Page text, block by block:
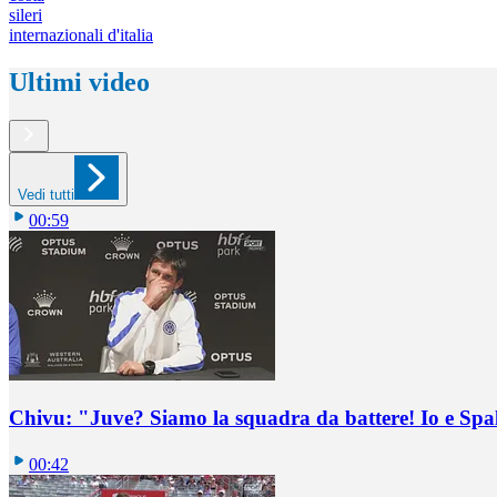
sileri
internazionali d'italia
Ultimi video
Vedi tutti
00:59
Chivu: "Juve? Siamo la squadra da battere! Io e
00:42